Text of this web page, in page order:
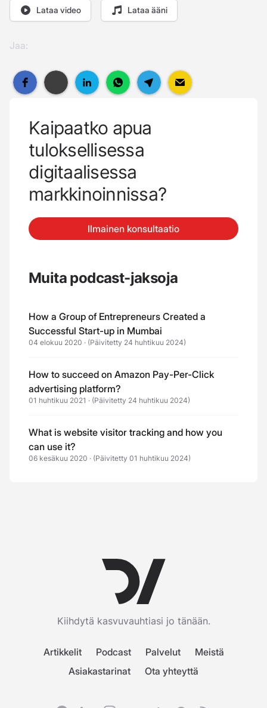
Lataa video Lataa ääni
Jaa:
Kaipaatko apua
tuloksellisessa
digitaalisessa
markkinoinnissa?
Ilmainen konsultaatio
Muita podcast-jaksoja
How a Group of Entrepreneurs Created a
Successful Start-up in Mumbai
04 elokuu 2020 · (Päivitetty 24 huhtikuu 2024)
How to succeed on Amazon Pay-Per-Click
advertising platform?
01 huhtikuu 2021 · (Päivitetty 24 huhtikuu 2024)
What is website visitor tracking and how you
can use it?
06 kesäkuu 2020 · (Päivitetty 01 huhtikuu 2024)
Kiihdytä kasvuvauhtiasi jo tänään.
Artikkelit Podcast Palvelut
Meistä
Asiakastarinat
Ota yhteyttä